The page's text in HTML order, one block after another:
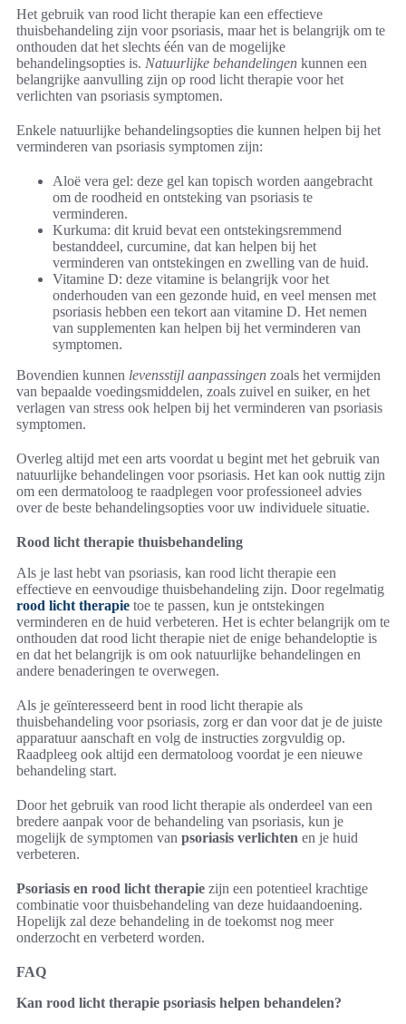
Het gebruik van rood licht therapie kan een effectieve
thuisbehandeling zijn voor psoriasis, maar het is belangrijk om te
onthouden dat het slechts één van de mogelijke
behandelingsopties is. Natuurlijke behandelingen kunnen een
belangrijke aanvulling zijn op rood licht therapie voor het
verlichten van psoriasis symptomen.
Enkele natuurlijke behandelingsopties die kunnen helpen bij het
verminderen van psoriasis symptomen zijn:
Aloë vera gel: deze gel kan topisch worden aangebracht
om de roodheid en ontsteking van psoriasis te
verminderen.
Kurkuma: dit kruid bevat een ontstekingsremmend
bestanddeel, curcumine, dat kan helpen bij het
verminderen van ontstekingen en zwelling van de huid.
Vitamine D: deze vitamine is belangrijk voor het
onderhouden van een gezonde huid, en veel mensen met
psoriasis hebben een tekort aan vitamine D. Het nemen
van supplementen kan helpen bij het verminderen van
symptomen.
Bovendien kunnen levensstijl aanpassingen zoals het vermijden
van bepaalde voedingsmiddelen, zoals zuivel en suiker, en het
verlagen van stress ook helpen bij het verminderen van psoriasis
symptomen.
Overleg altijd met een arts voordat u begint met het gebruik van
natuurlijke behandelingen voor psoriasis. Het kan ook nuttig zijn
om een dermatoloog te raadplegen voor professioneel advies
over de beste behandelingsopties voor uw individuele situatie.
Rood licht therapie thuisbehandeling
Als je last hebt van psoriasis, kan rood licht therapie een
effectieve en eenvoudige thuisbehandeling zijn. Door regelmatig
rood licht therapie toe te passen, kun je ontstekingen
verminderen en de huid verbeteren. Het is echter belangrijk om te
onthouden dat rood licht therapie niet de enige behandeloptie is
en dat het belangrijk is om ook natuurlijke behandelingen en
andere benaderingen te overwegen.
Als je geïnteresseerd bent in rood licht therapie als
thuisbehandeling voor psoriasis, zorg er dan voor dat je de juiste
apparatuur aanschaft en volg de instructies zorgvuldig op.
Raadpleeg ook altijd een dermatoloog voordat je een nieuwe
behandeling start.
Door het gebruik van rood licht therapie als onderdeel van een
bredere aanpak voor de behandeling van psoriasis, kun je
mogelijk de symptomen van psoriasis verlichten en je huid
verbeteren.
Psoriasis en rood licht therapie zijn een potentieel krachtige
combinatie voor thuisbehandeling van deze huidaandoening.
Hopelijk zal deze behandeling in de toekomst nog meer
onderzocht en verbeterd worden.
FAQ
Kan rood licht therapie psoriasis helpen behandelen?